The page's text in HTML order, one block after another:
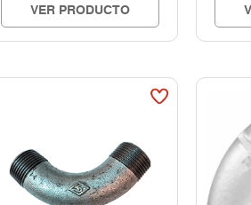
VER PRODUCTO